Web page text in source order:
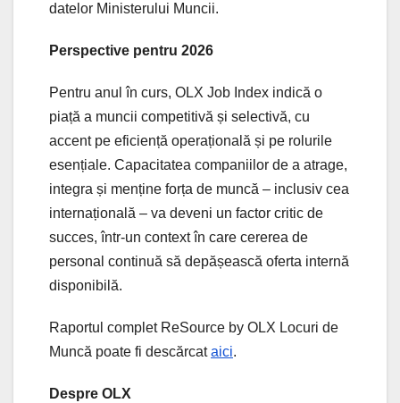
datelor Ministerului Muncii.
Perspective pentru 2026
Pentru anul în curs, OLX Job Index indică o
piață a muncii competitivă și selectivă, cu
accent pe eficiență operațională și pe rolurile
esențiale. Capacitatea companiilor de a atrage,
integra și menține forța de muncă – inclusiv cea
internațională – va deveni un factor critic de
succes, într-un context în care cererea de
personal continuă să depășească oferta internă
disponibilă.
Raportul complet ReSource by OLX Locuri de
Muncă poate fi descărcataici.
Despre OLX